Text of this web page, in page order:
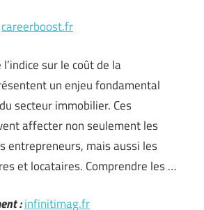
careerboost.fr
sur le coût de la
un enjeu fondamental
secteur immobilier. Ces
affecter non seulement les
entrepreneurs, mais aussi les
et locataires. Comprendre les …
:infinitimag.fr